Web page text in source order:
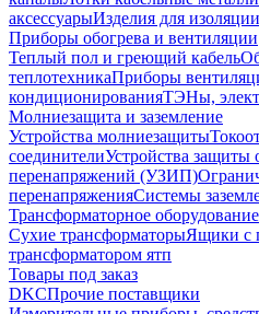
аксессуарыИзделия для
Приборы обогрева и вентиляции
Теплый пол и греющий кабель
теплотехникаПриборы
кондиционированияТЭНы,
Молниезащита и заземление
Устройства молниезащиты
соединителиУстройства защиты
перенапряжений (УЗИП)
перенапряженияСистемы
Трансформаторное оборудование
Сухие трансформаторыЯщики с
трансформатором ятп
Товары под заказ
DKCПрочие поставщики